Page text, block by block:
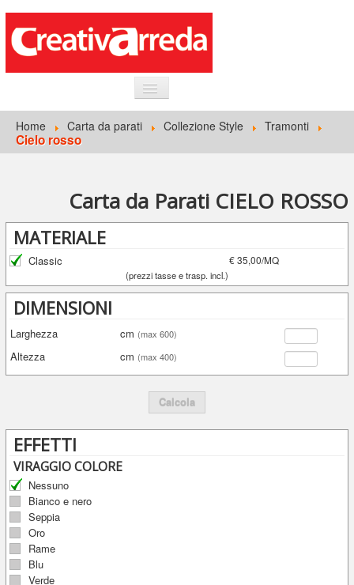
HOME
INFORMAZIONI GENERALI
Home Carta da parati Collezione Style Tramonti
Cielo rosso
Carta da Parati CIELO ROSSO
MATERIALE
Classic € 35,00/MQ
(prezzi tasse e trasp. incl.)
DIMENSIONI
Larghezza cm (max 600)
Altezza cm (max 400)
Calcola
EFFETTI
VIRAGGIO COLORE
Nessuno
Bianco e nero
Seppia
Oro
Rame
Blu
Verde